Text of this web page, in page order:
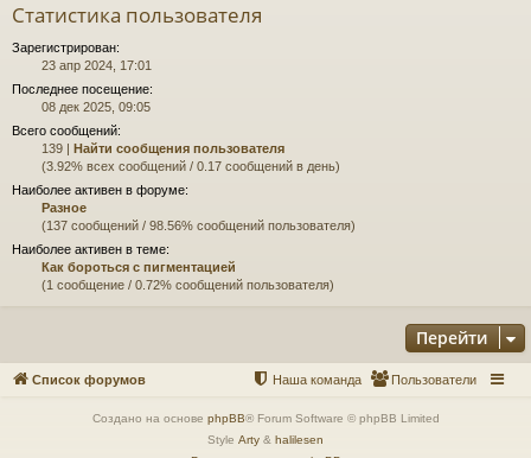
Статистика пользователя
Зарегистрирован:
23 апр 2024, 17:01
Последнее посещение:
08 дек 2025, 09:05
Всего сообщений:
139 | Найти сообщения пользователя
(3.92% всех сообщений / 0.17 сообщений в день)
Наиболее активен в форуме:
Разное
(137 сообщений / 98.56% сообщений пользователя)
Наиболее активен в теме:
Как бороться с пигментацией
(1 сообщение / 0.72% сообщений пользователя)
Перейти
Список форумов Пользователи
Наша команда
Создано на основе phpBB® Forum Software © phpBB Limited
Style Arty & halilesen